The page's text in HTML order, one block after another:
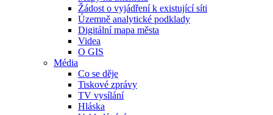
Žádost o vyjádření k existující síti
Územně analytické podklady
Digitální mapa města
Videa
O GIS
Média
Co se děje
Tiskové zprávy
TV vysílání
Hláska